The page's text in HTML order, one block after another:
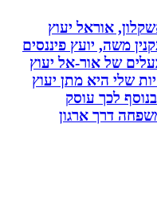
אוראל יעוץ
יועץ פיננסים
של אור-אל יעוץ
היא מתן יעוץ
לכך עוסק
ארגון